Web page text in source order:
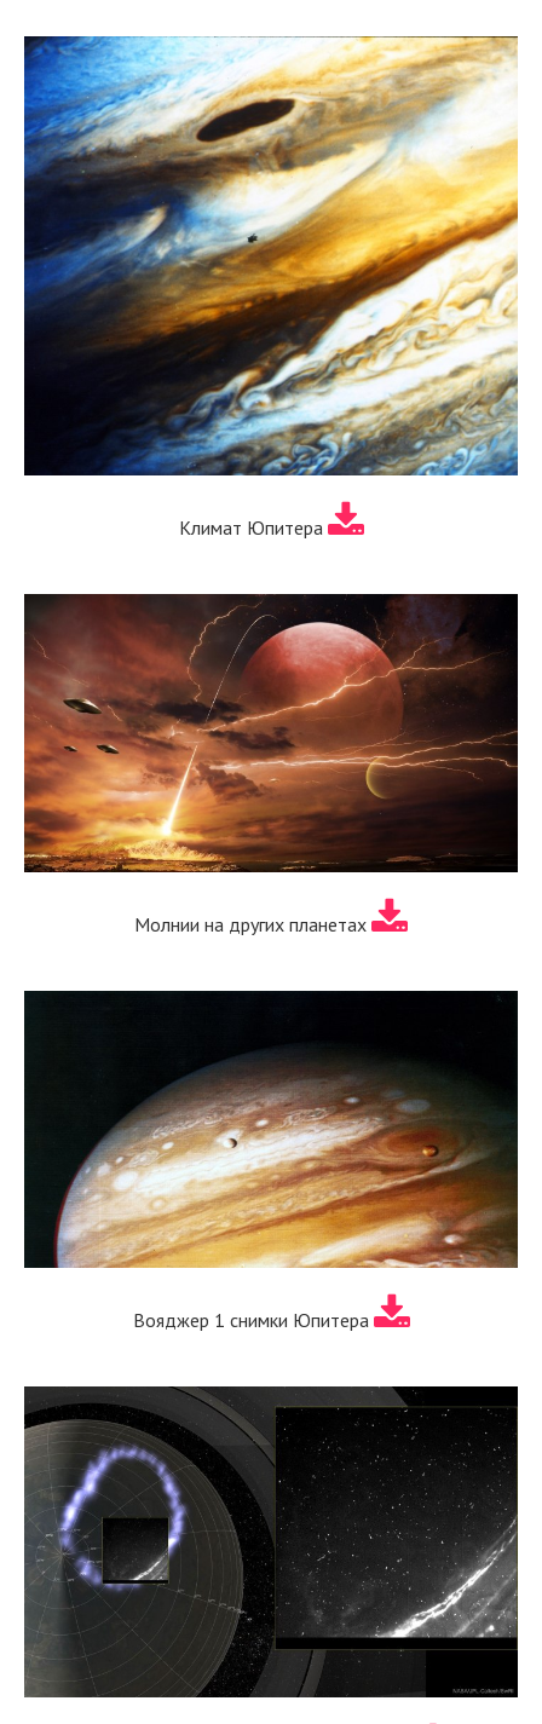
Климат Юпитера
Молнии на других планетах
Вояджер 1 снимки Юпитера